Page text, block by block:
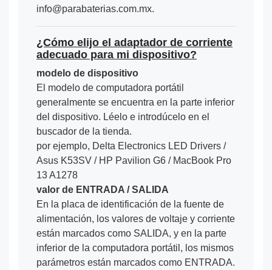
info@parabaterias.com.mx.
¿Cómo elijo el adaptador de corriente
adecuado para mi dispositivo?
modelo de dispositivo
El modelo de computadora portátil
generalmente se encuentra en la parte inferior
del dispositivo. Léelo e introdúcelo en el
buscador de la tienda.
por ejemplo, Delta Electronics LED Drivers /
Asus K53SV / HP Pavilion G6 / MacBook Pro
13 A1278
valor de ENTRADA / SALIDA
En la placa de identificación de la fuente de
alimentación, los valores de voltaje y corriente
están marcados como SALIDA, y en la parte
inferior de la computadora portátil, los mismos
parámetros están marcados como ENTRADA.